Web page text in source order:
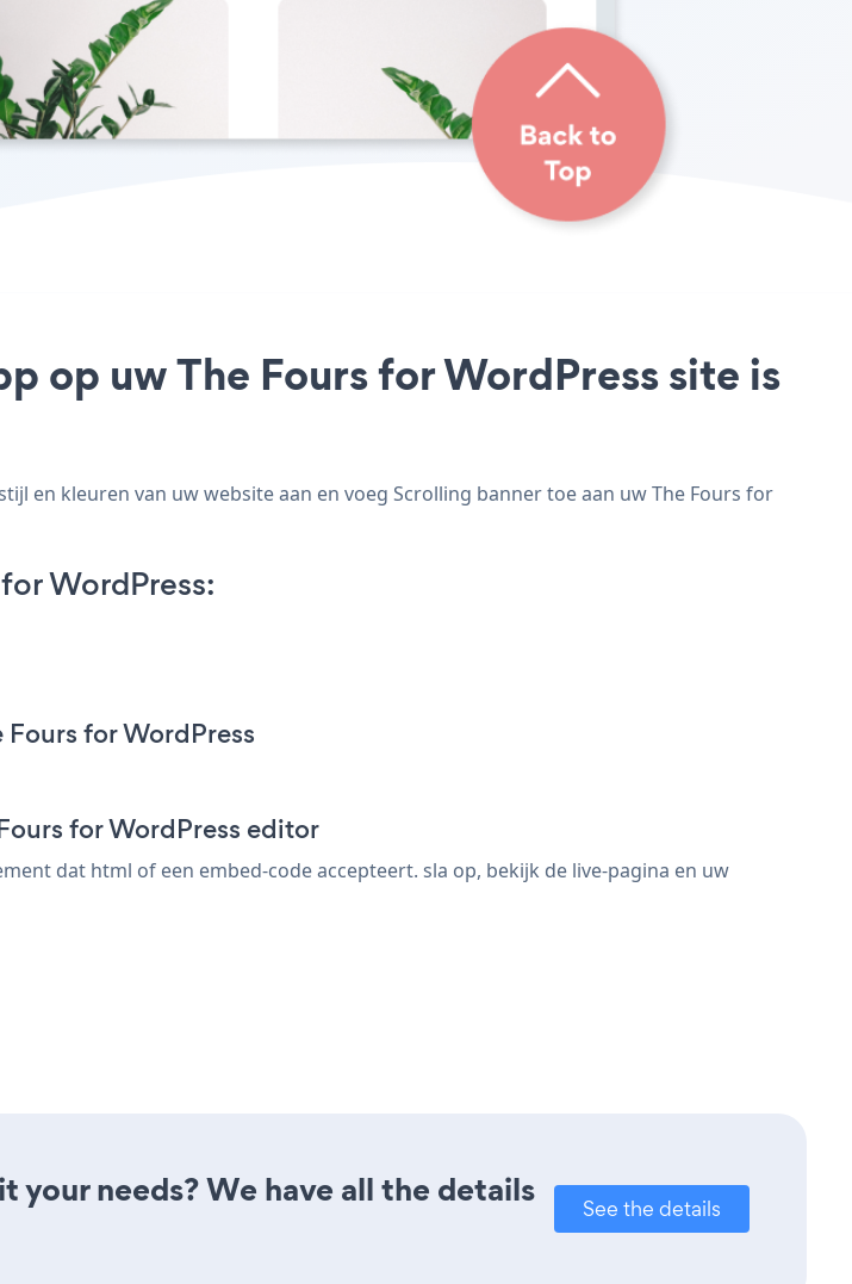
op uw The Fours for WordPress site is
en kleuren van uw website aan en voeg Scrolling banner toe aan uw The Fours for
WordPress:
for WordPress
for WordPress editor
dat html of een embed-code accepteert. sla op, bekijk de live-pagina en uw
your needs? We have all the details
See the details